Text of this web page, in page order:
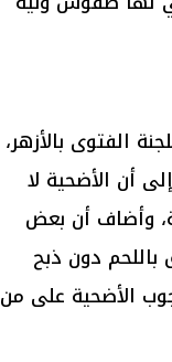
الفتوى بالأزهر،
أن الأضحية لا
وأضاف أن بعض
دون ذبح
الأضحية على من